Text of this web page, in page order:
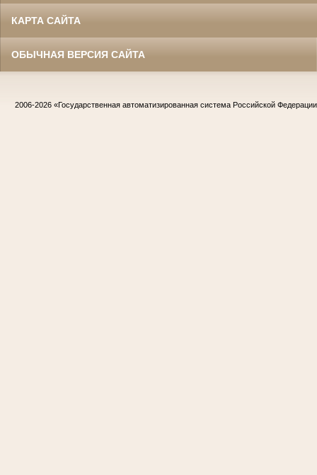
КАРТА САЙТА
ОБЫЧНАЯ ВЕРСИЯ САЙТА
2006-2026 «Государственная автоматизированная система Российской